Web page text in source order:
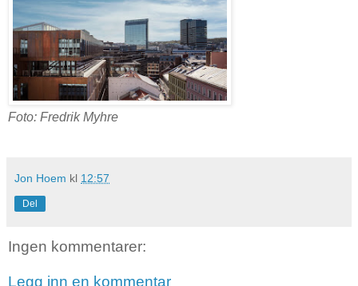
Foto: Fredrik Myhre
Jon Hoem kl 12:57
Del
Ingen kommentarer:
Legg inn en kommentar